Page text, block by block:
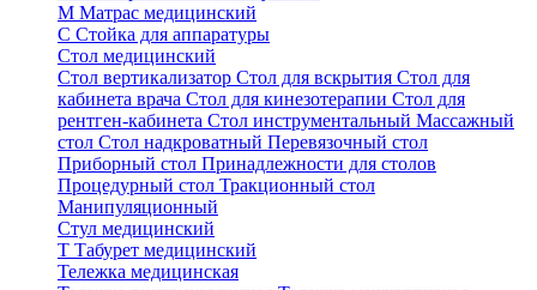
М Матрас медицинский
С Стойка для аппаратуры
Стол медицинский
Стол вертикализатор Стол для вскрытия Стол для
кабинета врача Стол для кинезотерапии Стол для
рентген-кабинета Стол инструментальный Массажный
стол Стол надкроватный Перевязочный стол
Приборный стол Принадлежности для столов
Процедурный стол Тракционный стол
Манипуляционный
Стул медицинский
Т Табурет медицинский
Тележка медицинская